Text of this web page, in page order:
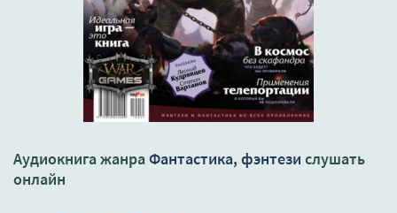
Аудиокнига жанра Фантастика, фэнтези слушать
онлайн